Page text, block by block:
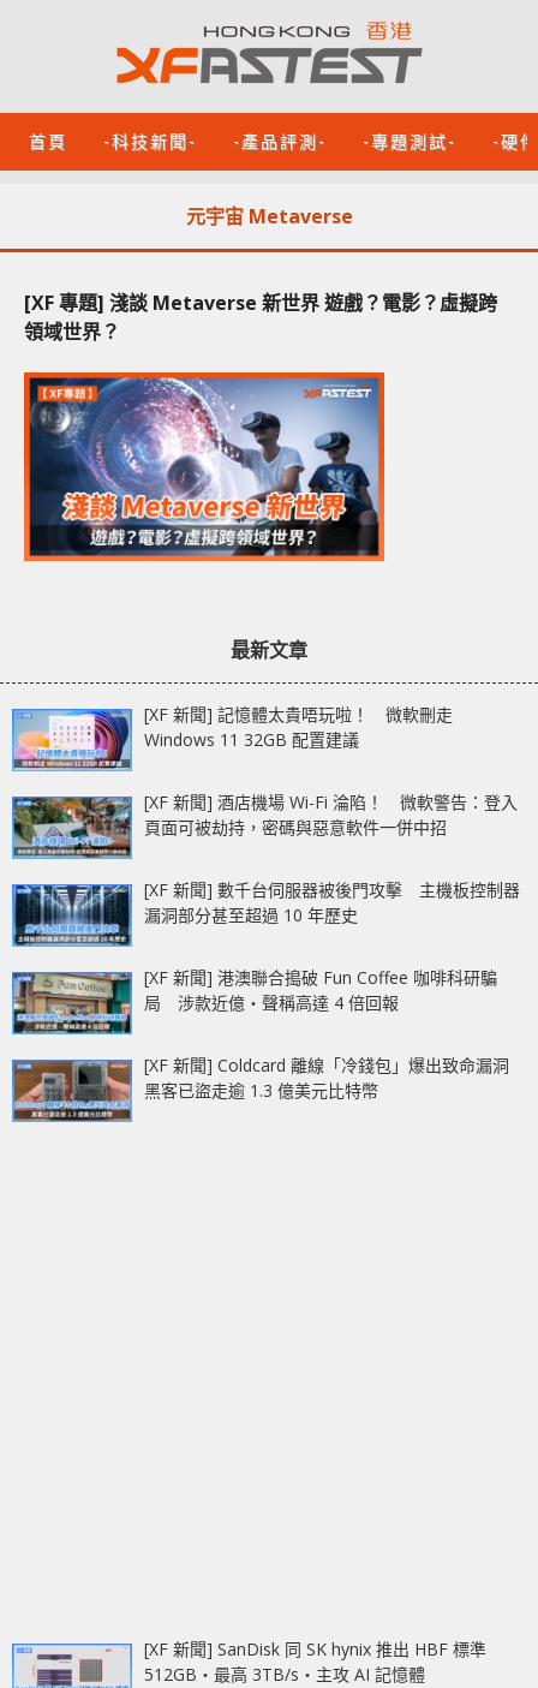
首頁 -科技新聞- -產品評測- -專題測試- -硬
元宇宙 Metaverse
[XF 專題] 淺談 Metaverse 新世界 遊戲？電影？虛擬跨
領域世界？
最新文章
[XF 新聞] 記憶體太貴唔玩啦！ 微軟刪走
Windows 11 32GB 配置建議
[XF 新聞] 酒店機場 Wi-Fi 淪陷！ 微軟警告：登入
頁面可被劫持，密碼與惡意軟件一併中招
[XF 新聞] 數千台伺服器被後門攻擊 主機板控制器
漏洞部分甚至超過 10 年歷史
[XF 新聞] 港澳聯合搗破 Fun Coffee 咖啡科研騙
局 涉款近億‧聲稱高達 4 倍回報
[XF 新聞] Coldcard 離線「冷錢包」爆出致命漏洞
黑客已盜走逾 1.3 億美元比特幣
[XF 新聞] SanDisk 同 SK hynix 推出 HBF 標準
512GB‧最高 3TB/s‧主攻 AI 記憶體